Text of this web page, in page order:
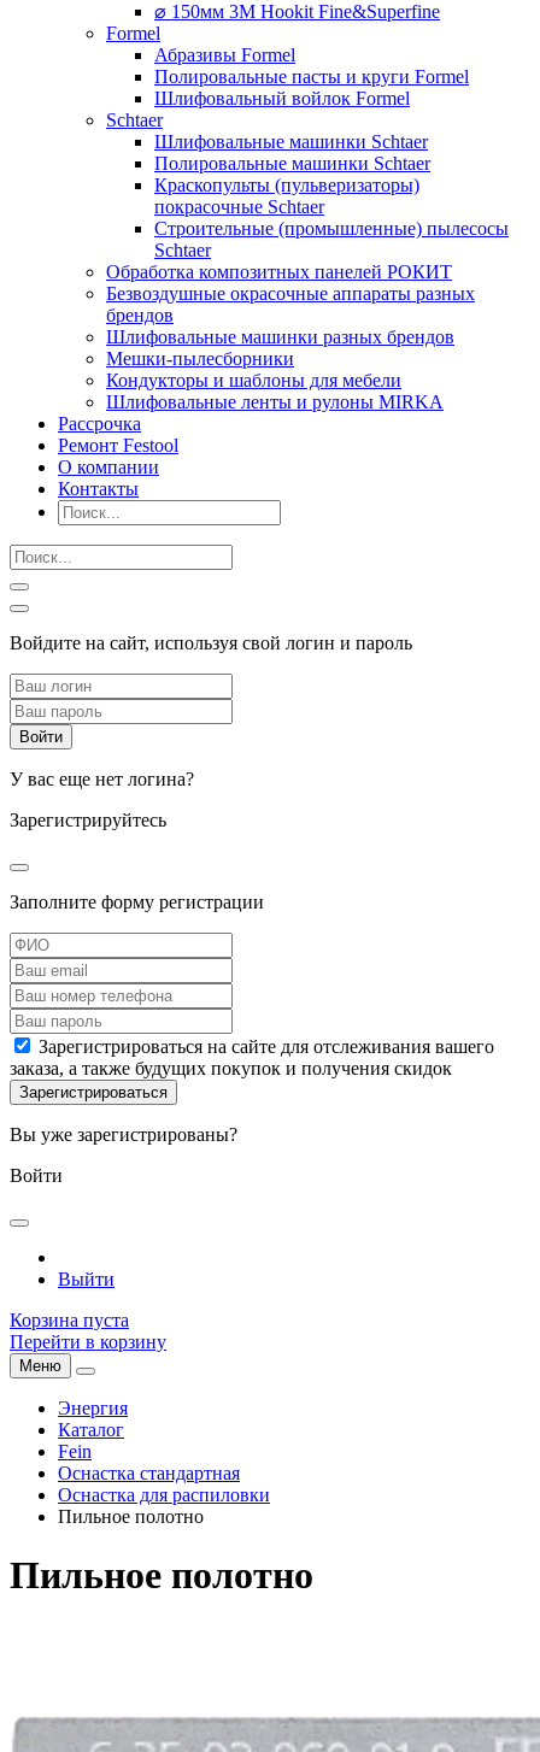
⌀ 150мм 3M Hookit Fine&Superfine
Formel
Абразивы Formel
Полировальные пасты и круги Formel
Шлифовальный войлок Formel
Schtaer
Шлифовальные машинки Schtaer
Полировальные машинки Schtaer
Краскопульты (пульверизаторы)
покрасочные Schtaer
Строительные (промышленные) пылесосы
Schtaer
Обработка композитных панелей РОКИТ
Безвоздушные окрасочные аппараты разных
брендов
Шлифовальные машинки разных брендов
Мешки-пылесборники
Кондукторы и шаблоны для мебели
Шлифовальные ленты и рулоны MIRKA
Рассрочка
Ремонт Festool
О компании
Контакты
Войдите на сайт, используя свой логин и пароль
У вас еще нет логина?
Зарегистрируйтесь
Заполните форму регистрации
Зарегистрироваться на сайте для отслеживания вашего
заказа, а также будущих покупок и получения скидок
Вы уже зарегистрированы?
Войти
Выйти
Корзина пуста
Перейти в корзину
Меню
Энергия
Каталог
Fein
Оснастка стандартная
Оснастка для распиловки
Пильное полотно
Пильное полотно